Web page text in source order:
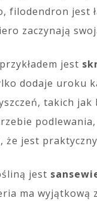
filodendron jest
zaczynają
jest
dodaje uroku
takich
jest
jest
ma